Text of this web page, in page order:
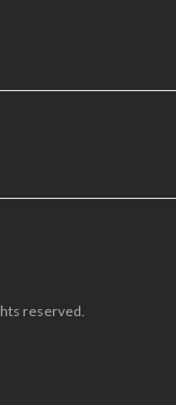
reserved.